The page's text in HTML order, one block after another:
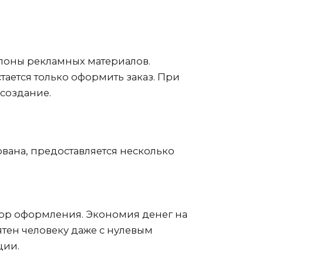
рекламных материалов.
только оформить заказ. При
предоставляется несколько
оформления. Экономия денег на
человеку даже с нулевым